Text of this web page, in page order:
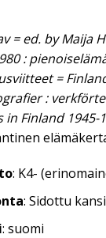
= ed. by Maija
:
=
:
in Finland
: K4-
: Sidottu
: suomi